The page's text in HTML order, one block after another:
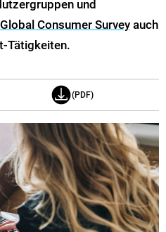
und
Global Consumer Survey auch
Tätigkeiten.
(PDF)